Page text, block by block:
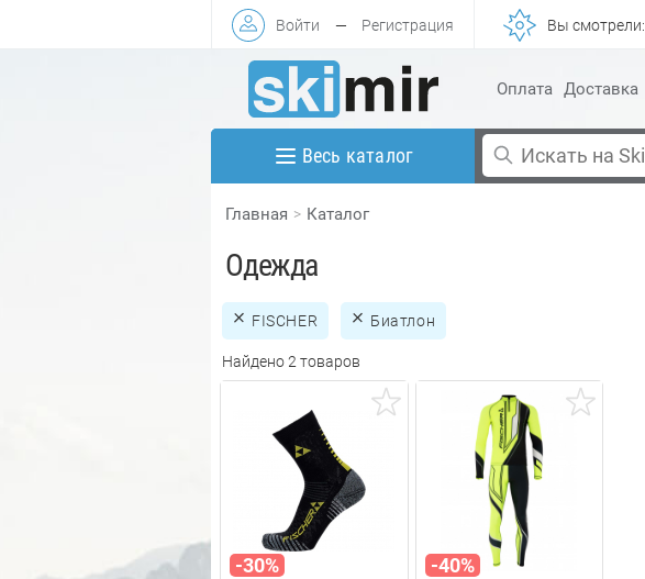
Войти — Регистрация Вы смотрели:
Оплата Доставка
Весь каталог
Главная Каталог
Одежда
FISCHER Биатлон
Найдено 2 товаров
-30% -40%